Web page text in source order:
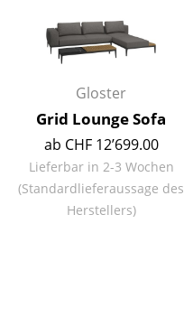
Esszimmer
Schlafzimmer
Kinderzimmer
Arbeitszimmer
Diele
Gloster
Grid Lounge Sofa
ab CHF 12’699.00
Lieferbar in 2-3 Wochen
(Standardlieferaussage des
Herstellers)